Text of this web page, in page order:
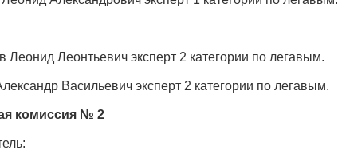
Леонид Леонтьевич эксперт 2 категории по легавым.
Васильевич эксперт 2 категории по легавым.
комиссия № 2